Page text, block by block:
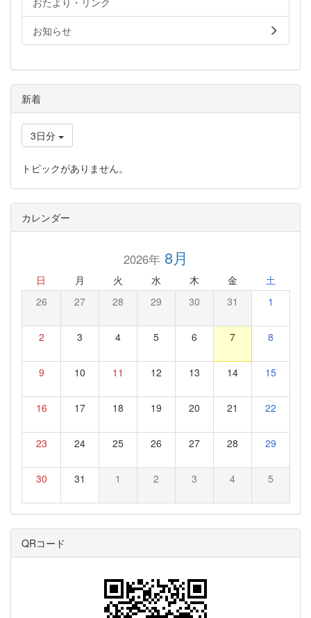
お知らせ
新着
3日分
トピックがありません。
カレンダー
2026年8月
日 月 火 水 木 金 土
26 27 28 29 30 31 1
2 3 4 5 6 7 8
9 10 11 12 13 14 15
16 17 18 19 20 21 22
23 24 25 26 27 28 29
30 31 1 2 3 4 5
QRコード